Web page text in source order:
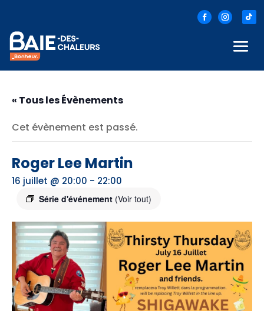
« Tous les Évènements
Cet évènement est passé.
Roger Lee Martin
16 juillet @ 20:00 - 22:00
Série d'événement (Voir tout)